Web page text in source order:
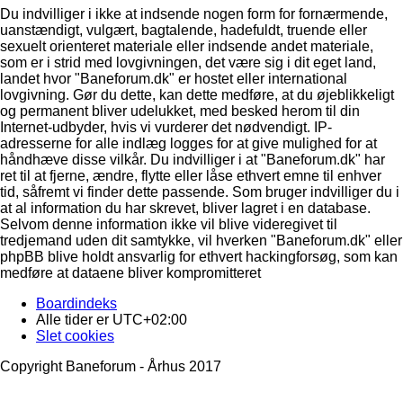
Du indvilliger i ikke at indsende nogen form for fornærmende,
uanstændigt, vulgært, bagtalende, hadefuldt, truende eller
sexuelt orienteret materiale eller indsende andet materiale,
som er i strid med lovgivningen, det være sig i dit eget land,
landet hvor "Baneforum.dk" er hostet eller international
lovgivning. Gør du dette, kan dette medføre, at du øjeblikkeligt
og permanent bliver udelukket, med besked herom til din
Internet-udbyder, hvis vi vurderer det nødvendigt. IP-
adresserne for alle indlæg logges for at give mulighed for at
håndhæve disse vilkår. Du indvilliger i at "Baneforum.dk" har
ret til at fjerne, ændre, flytte eller låse ethvert emne til enhver
tid, såfremt vi finder dette passende. Som bruger indvilliger du i
at al information du har skrevet, bliver lagret i en database.
Selvom denne information ikke vil blive videregivet til
tredjemand uden dit samtykke, vil hverken "Baneforum.dk" eller
phpBB blive holdt ansvarlig for ethvert hackingforsøg, som kan
medføre at dataene bliver kompromitteret
Boardindeks
Alle tider er UTC+02:00
Slet cookies
Copyright Baneforum - Århus 2017